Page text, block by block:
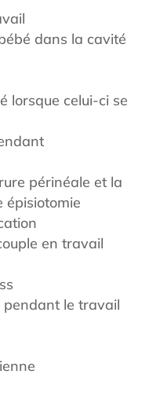
dans la cavité
lorsque celui-ci se
périnéale et la
épisiotomie
en travail
le travail